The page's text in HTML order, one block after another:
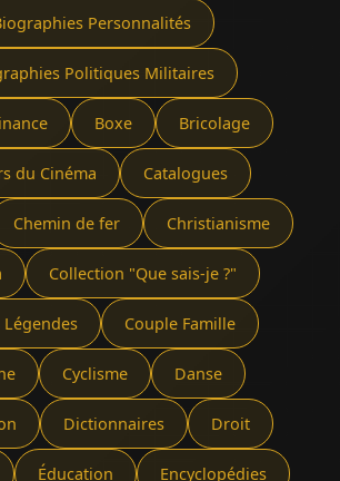
Personnalités
Politiques Militaires
Boxe Bricolage
du Cinéma Catalogues
Chemin de fer Christianisme
Collection "Que sais-je ?"
Légendes Couple Famille
Cyclisme Danse
Dictionnaires Droit
Éducation Encyclopédies